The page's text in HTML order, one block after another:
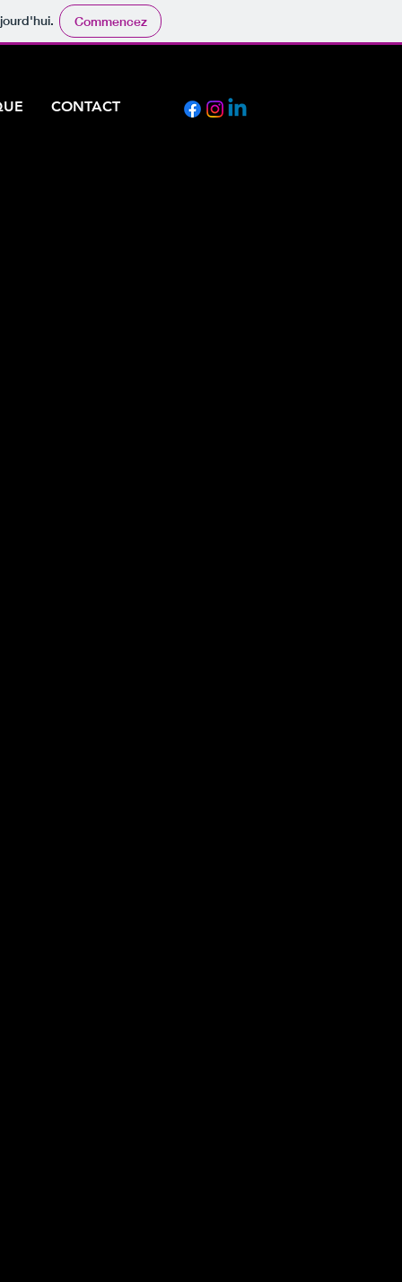
Commencez
CONTACT